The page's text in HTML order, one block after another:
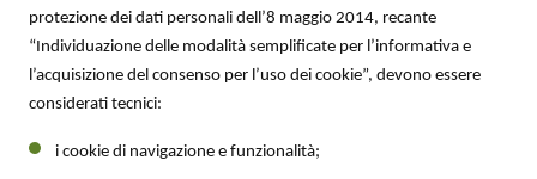
protezione dei dati personali dell’8 maggio 2014, recante
“Individuazione delle modalità semplificate per l’informativa e
l’acquisizione del consenso per l’uso dei cookie”, devono essere
considerati tecnici:
i cookie di navigazione e funzionalità;